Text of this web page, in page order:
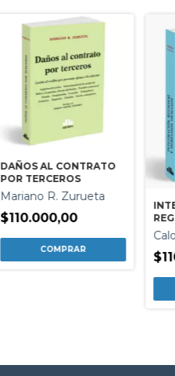
DAÑOS AL CONTRATO
POR TERCEROS
Mariano R. Zurueta
$110.000,00